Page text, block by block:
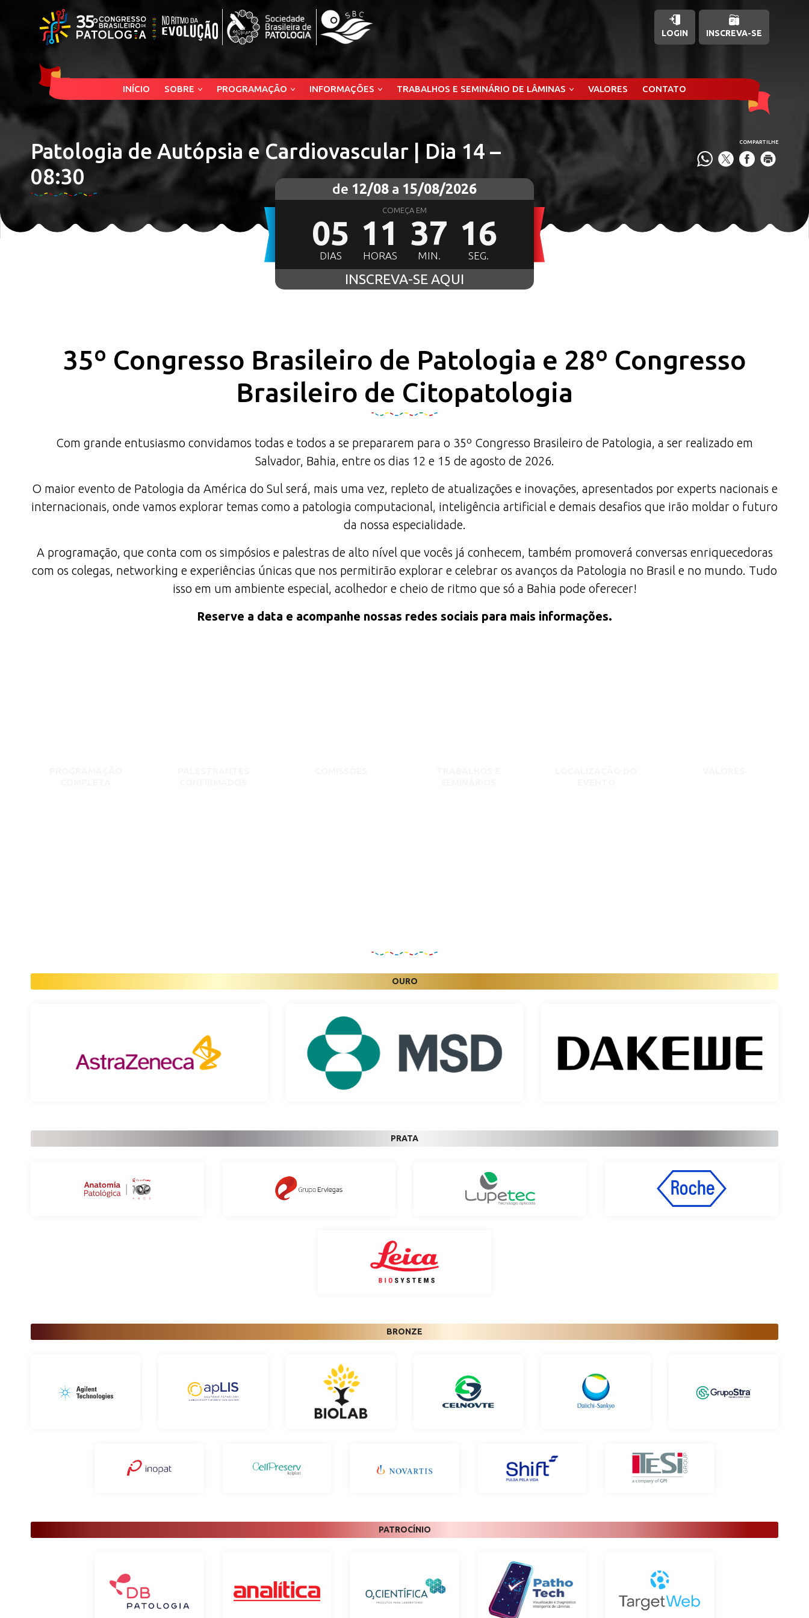
Patologia de Autópsia e Cardiovascular | Dia 14 –
08:30
COMPARTILHE
LOGIN INSCREVA-SE
INÍCIO SOBRE PROGRAMAÇÃO INFORMAÇÕES TRABALHOS E SEMINÁRIO DE LÂMINAS VALORES CONTATO
de 12/08 a 15/08/2026
COMEÇA EM
05
DIAS
11
HORAS
37
MIN.
15
SEG.
INSCREVA-SE AQUI
35º Congresso Brasileiro de Patologia e 28º Congresso
Brasileiro de Citopatologia
Com grande entusiasmo convidamos todas e todos a se prepararem para o 35º Congresso Brasileiro de Patologia, a ser realizado em
Salvador, Bahia, entre os dias 12 e 15 de agosto de 2026.
O maior evento de Patologia da América do Sul será, mais uma vez, repleto de atualizações e inovações, apresentados por experts nacionais e
internacionais, onde vamos explorar temas como a patologia computacional, inteligência artificial e demais desafios que irão moldar o futuro
da nossa especialidade.
A programação, que conta com os simpósios e palestras de alto nível que vocês já conhecem, também promoverá conversas enriquecedoras
com os colegas, networking e experiências únicas que nos permitirão explorar e celebrar os avanços da Patologia no Brasil e no mundo. Tudo
isso em um ambiente especial, acolhedor e cheio de ritmo que só a Bahia pode oferecer!
Reserve a data e acompanhe nossas redes sociais para mais informações.
OURO
PRATA
BRONZE
PATROCÍNIO